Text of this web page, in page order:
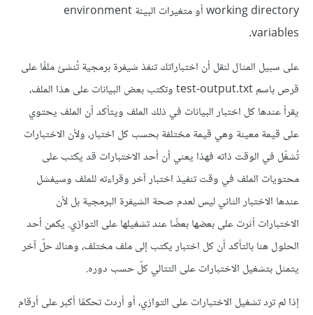
working directory أو متغيرات البيئة environment
variables.
على سبيل المثال لنقل أن اختباراتك تنفذ شيفرة برمجية تُنشئ ملفًا على
قرص باسم test-output.txt وتكتب بعض البيانات على هذا الملف،
يقرأ عندها كل اختبار البيانات في ذلك الملف ويتأكد أن الملف يحتوي
على قيمة معينة وهي قيمة مختلفة بحسب كل اختبار، ولأن الاختبارات
تُشغّل في الوقت ذاته فهذا يعني أن أحد الاختبارات قد يكتب على
محتويات الملف في وقت تنفيذ اختبار آخر وقراءته للملف وسيفشل
عندها الاختبار الثاني ليس لعدم صحة الشيفرة البرمجية بل لأن
الاختبارات أثرت على بعضها بعضًا عند تشغيلها على التوازي. يكمن أحد
الحلول هنا بالتأكد أن كل اختبار يكتب إلى ملف مختلف، وهناك حلّ آخر
يتمثل بتشغيل الاختبارات على التتالي كلّ حسب دوره.
إذا لم ترد تشغيل الاختبارات على التوازي، أو أردت تحكمًا أكبر على أرقام